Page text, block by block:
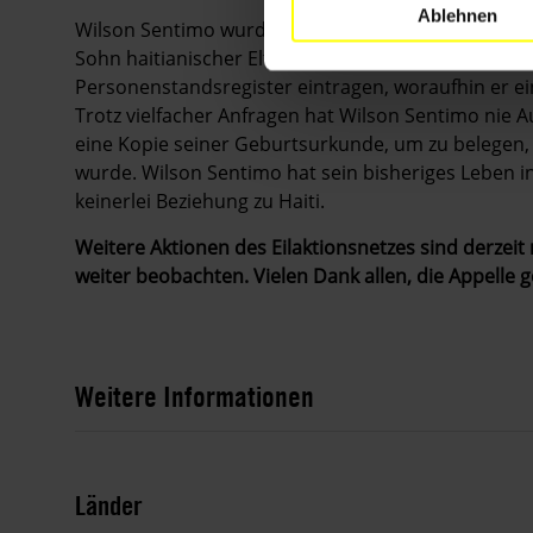
Ablehnen
Wilson Sentimo wurde im Dezember 1989 in
Sohn haitianischer Eltern geboren. Seine Mutter
Personenstandsregister eintragen, woraufhin er
Trotz vielfacher Anfragen hat Wilson Sentimo nie
eine Kopie seiner Geburtsurkunde, um zu
wurde. Wilson Sentimo hat sein bisheriges
keinerlei Beziehung zu Haiti.
Weitere Aktionen des Eilaktionsnetzes sind
weiter beobachten. Vielen Dank allen, die Appelle
Weitere Informationen
Länder